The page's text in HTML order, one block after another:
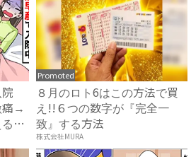
痛→
Promoted
８月のロト6はこの方法で買
え!!６つの数字が『完全一
致』する方法
株式会社MURA